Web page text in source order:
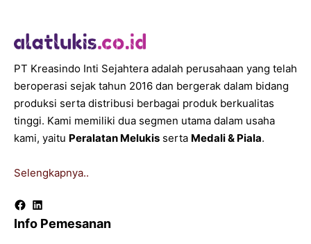
PT Kreasindo Inti Sejahtera adalah perusahaan yang telah
beroperasi sejak tahun 2016 dan bergerak dalam bidang
produksi serta distribusi berbagai produk berkualitas
tinggi. Kami memiliki dua segmen utama dalam usaha
kami, yaitu Peralatan Melukis serta Medali & Piala.
Selengkapnya..
Facebook
LinkedIn
Info Pemesanan